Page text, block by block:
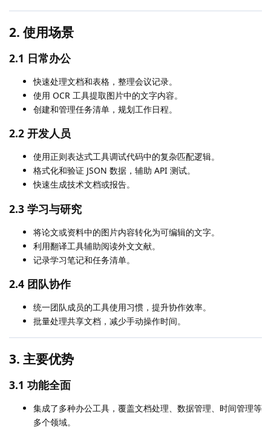
2. 使用场景
2.1 日常办公
快速处理文档和表格，整理会议记录。
使用 OCR 工具提取图片中的文字内容。
创建和管理任务清单，规划工作日程。
2.2 开发人员
使用正则表达式工具调试代码中的复杂匹配逻辑。
格式化和验证 JSON 数据，辅助 API 测试。
快速生成技术文档或报告。
2.3 学习与研究
将论文或资料中的图片内容转化为可编辑的文字。
利用翻译工具辅助阅读外文文献。
记录学习笔记和任务清单。
2.4 团队协作
统一团队成员的工具使用习惯，提升协作效率。
批量处理共享文档，减少手动操作时间。
3. 主要优势
3.1 功能全面
集成了多种办公工具，覆盖文档处理、数据管理、时间管理等
多个领域。